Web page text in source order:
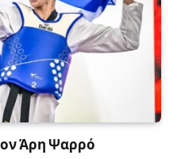
Άρη Ψαρρό